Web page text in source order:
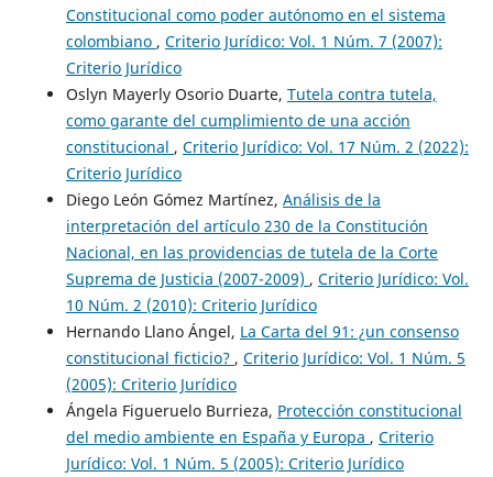
Constitucional como poder autónomo en el sistema
colombiano , Criterio Jurídico: Vol. 1 Núm. 7 (2007):
Criterio Jurídico
Oslyn Mayerly Osorio Duarte, Tutela contra tutela,
como garante del cumplimiento de una acción
constitucional , Criterio Jurídico: Vol. 17 Núm. 2 (2022):
Criterio Jurídico
Diego León Gómez Martínez, Análisis de la
interpretación del artículo 230 de la Constitución
Nacional, en las providencias de tutela de la Corte
Suprema de Justicia (2007-2009) , Criterio Jurídico: Vol.
10 Núm. 2 (2010): Criterio Jurídico
Hernando Llano Ángel, La Carta del 91: ¿un consenso
constitucional ficticio? , Criterio Jurídico: Vol. 1 Núm. 5
(2005): Criterio Jurídico
Ángela Figueruelo Burrieza, Protección constitucional
del medio ambiente en España y Europa , Criterio
Jurídico: Vol. 1 Núm. 5 (2005): Criterio Jurídico